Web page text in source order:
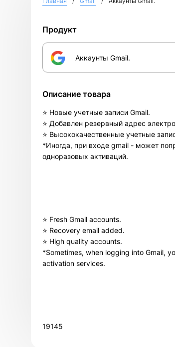
Продукт
Аккаунты Gmail.
Описание товара
⭐ Новые учетные записи Gmail.
⭐ Добавлен резервный адрес
⭐ Высококачественные учетные
*Иногда, при входе gmail - может
одноразовых активаций.
⭐ Fresh Gmail accounts.
⭐ Recovery email added.
⭐ High quality accounts.
*Sometimes, when logging into Gmail,
activation services.
19145